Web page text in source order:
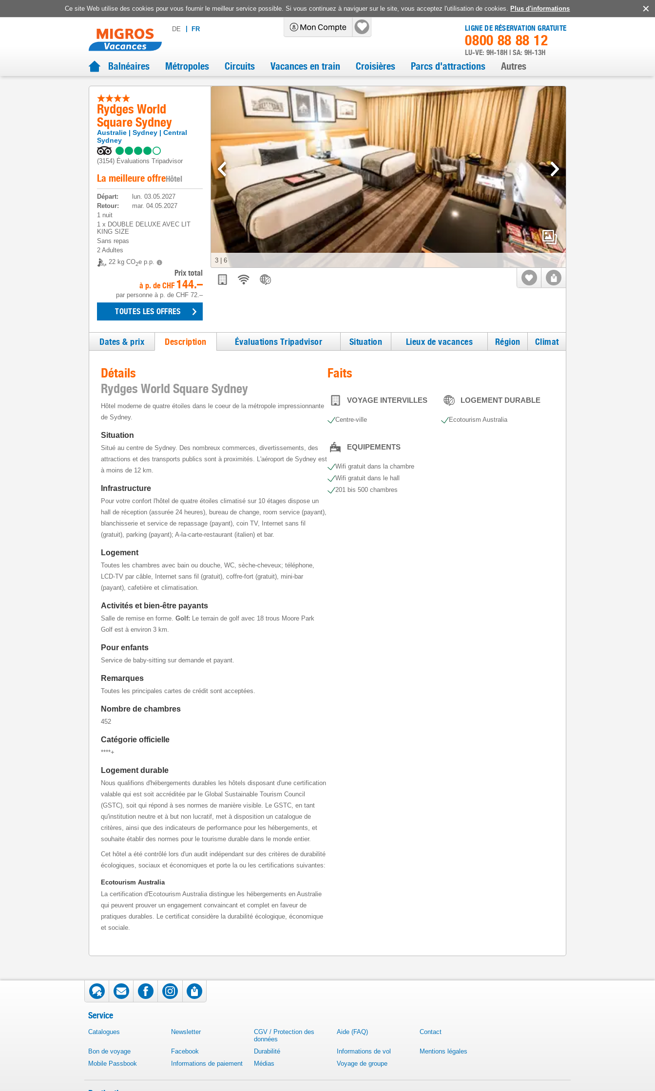
Ce site Web utilise des cookies pour vous fournir le meilleur service possible. Si vous continuez à naviguer sur le site, vous acceptez l'utilisation de cookies. Plus d'informations
DE FR LIGNE DE RÉSERVATION GRATUITE
0800 88 88 12
LU-VE: 9H-18H | SA: 9H-13H
Balnéaires Métropoles Circuits Vacances en train Croisières Parcs d'attractions Autres
Rydges World
Square Sydney
Australie Sydney
Central
Sydney
(3154) Évaluations Tripadvisor
La meilleure offreHôtel
Départ:
lun. 03.05.2027
Retour:
mar. 04.05.2027
1 nuit
1 x DOUBLE DELUXE AVEC LIT
KING SIZE
Sans repas
2 Adultes
22 kg CO2e p.p.
Prix total
à p. de CHF 144.–
par personne à p. de CHF 72.–
TOUTES LES OFFRES
3 6
Dates & prix Description Évaluations Tripadvisor Situation Lieux de vacances Région Climat
Détails
Rydges World Square Sydney
Hôtel moderne de quatre étoiles dans le coeur de la métropole impressionnante
de Sydney.
Situation
Situé au centre de Sydney. Des nombreux commerces, divertissements, des
attractions et des transports publics sont à proximités. L'aéroport de Sydney est
à moins de 12 km.
Infrastructure
Pour votre confort l'hôtel de quatre étoiles climatisé sur 10 étages dispose un
hall de réception (assurée 24 heures), bureau de change, room service (payant),
blanchisserie et service de repassage (payant), coin TV, Internet sans fil
(gratuit), parking (payant); A-la-carte-restaurant (italien) et bar.
Logement
Toutes les chambres avec bain ou douche, WC, sèche-cheveux; téléphone,
LCD-TV par câble, Internet sans fil (gratuit), coffre-fort (gratuit), mini-bar
(payant), cafetière et climatisation.
Activités et bien-être payants
Salle de remise en forme. Golf: Le terrain de golf avec 18 trous Moore Park
Golf est à environ 3 km.
Pour enfants
Service de baby-sitting sur demande et payant.
Remarques
Toutes les principales cartes de crédit sont acceptées.
Nombre de chambres
452
Catégorie officielle
****+
Logement durable
Nous qualifions d'hébergements durables les hôtels disposant d'une certification
valable qui est soit accréditée par le Global Sustainable Tourism Council
(GSTC), soit qui répond à ses normes de manière visible. Le GSTC, en tant
qu'institution neutre et à but non lucratif, met à disposition un catalogue de
critères, ainsi que des indicateurs de performance pour les hébergements, et
souhaite établir des normes pour le tourisme durable dans le monde entier.
Cet hôtel a été contrôlé lors d'un audit indépendant sur des critères de durabilité
écologiques, sociaux et économiques et porte la ou les certifications suivantes:
Ecotourism Australia
La certification d'Ecotourism Australia distingue les hébergements en Australie
qui peuvent prouver un engagement convaincant et complet en faveur de
pratiques durables. Le certificat considère la durabilité écologique, économique
et sociale.
Faits
VOYAGE INTERVILLES
Centre-ville
LOGEMENT DURABLE
Ecotourism Australia
EQUIPEMENTS
Wifi gratuit dans la chambre
Wifi gratuit dans le hall
201 bis 500 chambres
Service
Catalogues Newsletter
CGV / Protection des
données
Aide (FAQ) Contact
Bon de voyage Facebook Durabilité Informations de vol
Mentions légales
Mobile Passbook
Informations de paiement Médias Voyage de groupe